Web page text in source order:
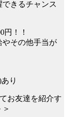
できるチャンス
！！
やその他手当が
り
お友達を紹介す